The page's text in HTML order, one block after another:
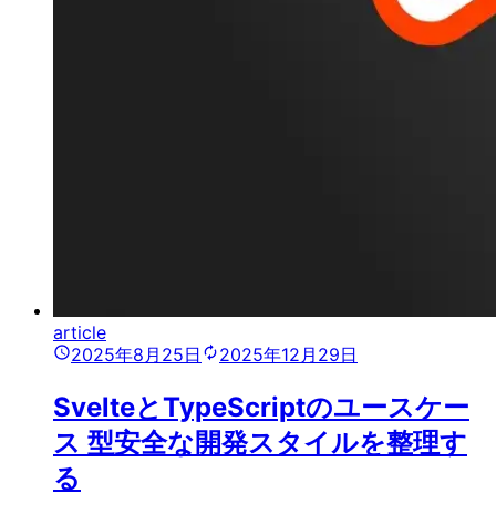
article
2025年8月25日
2025年12月29日
SvelteとTypeScriptのユースケー
ス 型安全な開発スタイルを整理す
る